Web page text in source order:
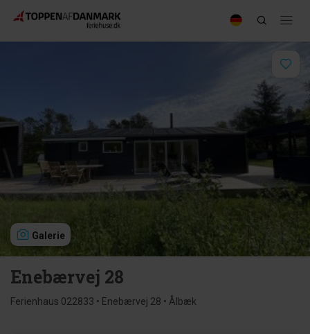
Galerie
Enebærvej 28
Ferienhaus 022833 • Enebærvej 28 • Ålbæk